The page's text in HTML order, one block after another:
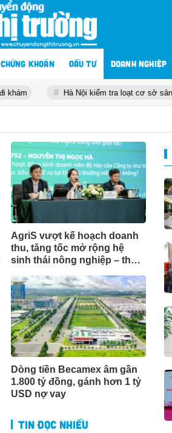
CHỨNG KHOÁN ĐẦU TƯ DOANH NGHIỆP
Hà Nội kiểm tra loạt cơ sở sản xuất, kinh
AgriS vượt kế hoạch doanh
thu, tăng tốc mở rộng hệ
sinh thái nông nghiệp – thực
Dòng tiền Becamex âm gần
1.800 tỷ đồng, gánh hơn 1 tỷ
USD nợ vay
Tin đọc nhiều